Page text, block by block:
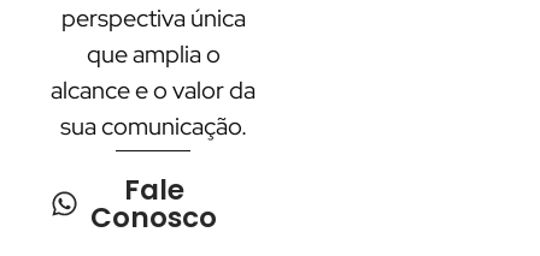
perspectiva única
que amplia o
alcance e o valor da
sua comunicação.
Fale
Conosco